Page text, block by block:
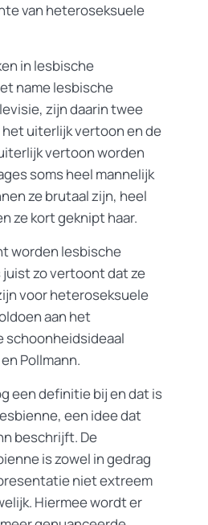
van heteroseksuele
in lesbische
name lesbische
zijn daarin twee
uiterlijk vertoon en de
vertoon worden
soms heel mannelijk
ze brutaal zijn, heel
ze kort geknipt haar.
worden lesbische
zo vertoont dat ze
voor heteroseksuele
aan het
Pollmann.
een definitie bij en dat is
een idee dat
beschrijft. De
is zowel in gedrag
niet extreem
Hiermee wordt er